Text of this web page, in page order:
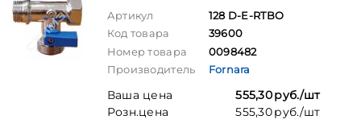
Артикул
128 D-E-RTBO
Код товара
39600
Номер товара
0098482
Производитель
Fornara
Ваша цена
555,30 руб./шт
Розн.цена
555,30 руб./шт